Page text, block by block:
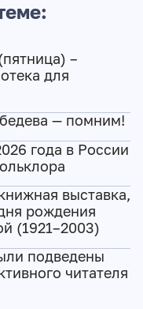
–
для
— помним!
года в России
выставка,
рождения
(1921–2003)
подведены
читателя